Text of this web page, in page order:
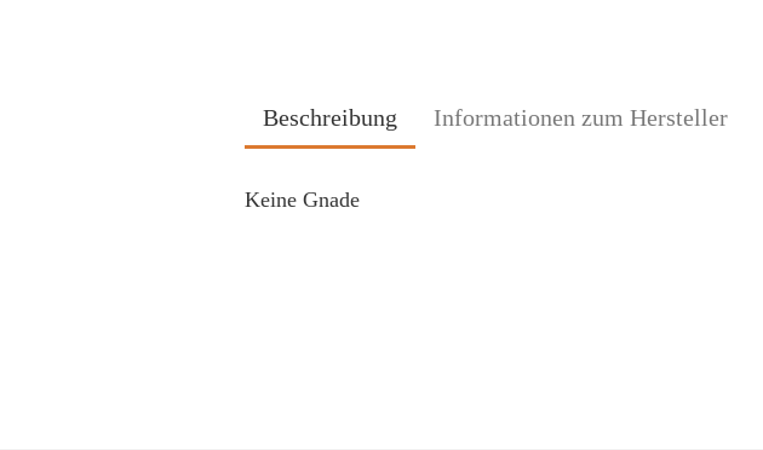
Beschreibung Informationen zum Hersteller
Keine Gnade